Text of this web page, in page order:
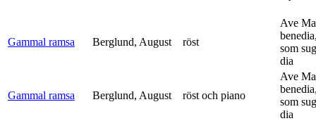
Gammal ramsa Berglund, August röst
Ave
som
dia
Gammal ramsa Berglund, August röst och piano
Ave
som
dia